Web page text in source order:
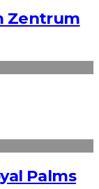
Zentrum
Palms